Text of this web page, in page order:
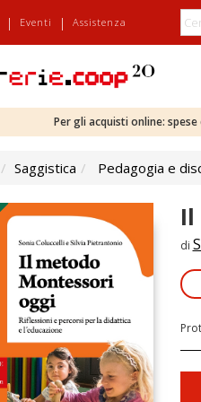
| Eventi | Assistenza
Per gli acquisti online:
Saggistica Pedagogia e
Il
di